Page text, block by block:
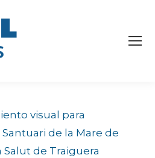
visual para
de la Mare de
de Traiguera